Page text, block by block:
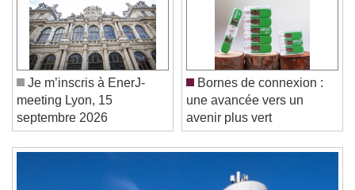
Play Video
Play
Skip Backward
Skip Forward
Unmute
Current Time0:00
/
Duration-:-
Loaded:0%
Stream TypeLIVE
Seek to live, currently behind liveLIVE
Je m’inscris à EnerJ-
meeting Lyon, 15
septembre 2026
Bornes de connexion :
une avancée vers un
avenir plus vert